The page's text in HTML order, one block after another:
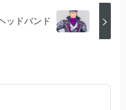
ッドバンド